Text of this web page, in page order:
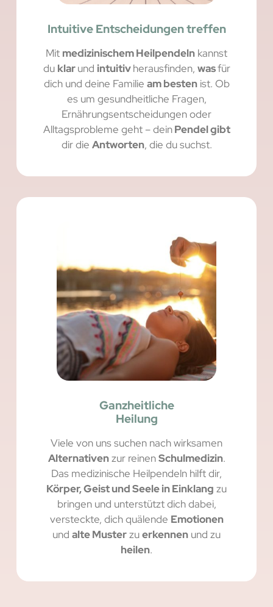
Intuitive Entscheidungen treffen
Mit medizinischem Heilpendeln kannst
du klarund intuitivherausfinden, wasfür
dich und deine Familie am bestenist. Ob
es um gesundheitliche Fragen,
Ernährungsentscheidungen oder
Alltagsprobleme geht – deinPendel gibt
dir die Antworten, die du suchst.
Ganzheitliche
Heilung
Viele von uns suchen nach wirksamen
Alternativenzur reinenSchulmedizin.
Das medizinische Heilpendeln hilft dir,
Körper, Geist und Seele in Einklang zu
bringen und unterstützt dich dabei,
versteckte, dich quälende Emotionen
und alte Musterzuerkennen und zu
heilen.